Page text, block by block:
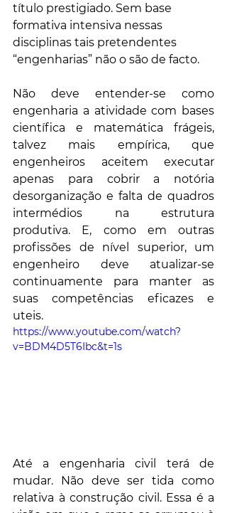
título prestigiado. Sem base
formativa intensiva nessas
disciplinas tais pretendentes
“engenharias” não o são de facto.
Não deve entender-se como
engenharia a atividade com bases
científica e matemática frágeis,
talvez mais empírica, que
engenheiros aceitem executar
apenas para cobrir a notória
desorganização e falta de quadros
intermédios na estrutura
produtiva. E, como em outras
profissões de nível superior, um
engenheiro deve atualizar-se
continuamente para manter as
suas competências eficazes e
uteis.
https://www.youtube.com/watch?
v=BDM4D5T6Ibc&t=1s
Até a engenharia civil terá de
mudar. Não deve ser tida como
relativa à construção civil. Essa é a